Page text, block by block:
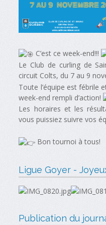
C’est ce week-end!!!
Le Club de curling de
circuit Colts, du 7 au 9
Toute l’équipe est fébrile
week-end rempli d’action!
Les horaires et les
vous puissiez suivre vos
Bon tournoi à tous!
Ligue Goyer -
Publication du